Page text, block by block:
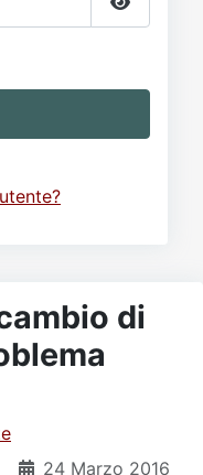
Mostra
di
24 Marzo 2016